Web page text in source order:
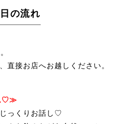
の流れ
直接お店へお越しください。
♡≫
っくりお話し♡